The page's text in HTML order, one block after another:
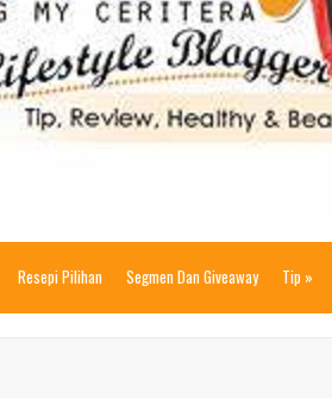
Resepi Pilihan Segmen Dan Giveaway Tip »